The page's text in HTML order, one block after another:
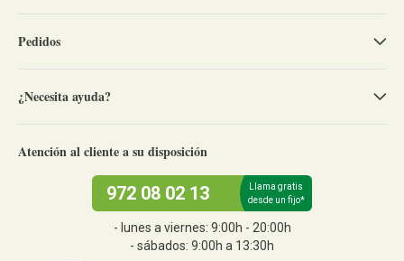
Pedidos
¿Necesita ayuda?
Atención al cliente a su disposición
972 08 02 13
Llama gratis
desde un fijo*
- lunes a viernes: 9:00h - 20:00h
- sábados: 9:00h a 13:30h